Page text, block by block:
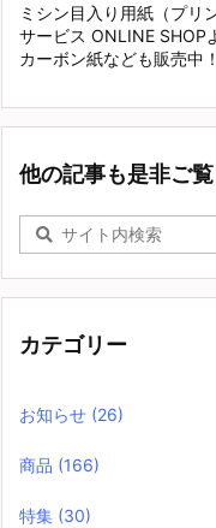
ミシン目入り用紙（プリ
サービス ONLINE SHOP
カーボン紙なども販売中！
他の記事も是非ご
カテゴリー
お知らせ (26)
商品 (166)
特集 (30)